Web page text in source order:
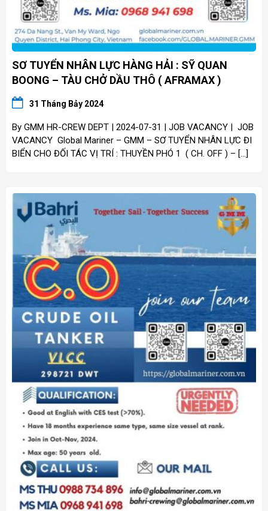
SƠ TUYỂN NHÂN LỰC HÀNG HẢI : SỸ QUAN
BOONG – TÀU CHỞ DẦU THÔ ( AFRAMAX )
31 Tháng Bảy 2024
By GMM HR-CREW DEPT | 2024-07-31 | JOB VACANCY | JOB
VACANCY Global Mariner – GMM – SƠ TUYỂN NHÂN LỰC ĐI
BIỂN CHO ĐỐI TÁC VỊ TRÍ : THUYỀN PHÓ 1 ( CH. OFF ) – […]